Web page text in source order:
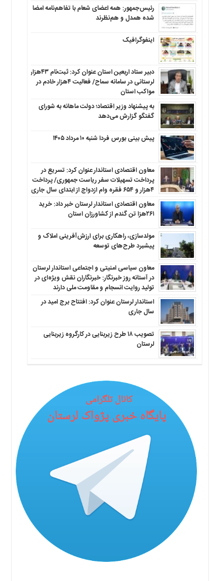
رئیس‌جمهور: همه اعضای شعام با تفاهم‌نامه امضا
شده همدل و هم‌نظرند
اینفوگرافیک
دبیر ستاد اربعین استان عنوان کرد: ثبت‌نام ۴۳هزار
لرستانی در سامانه سماح/ فعالیت ۴هزار خادم در
مواکب استان
به پیشنهاد وزیر اقتصاد؛ دولت ماهانه به شورای
گفتگو گزارش می‌دهد
پیش بینی بورس فردا شنبه ۱۰ مرداد ۱۴۰۵
معاون اقتصادی استاندار عنوان کرد: تسریع در
پرداخت تسهیلات سفر ریاست جمهوری/ پرداخت
۴هزار و ۶۵۴ فقره وام ازدواج از ابتدای سال جاری
معاون اقتصادی استاندار لرستان خبر داد: خرید
۲۶۱هزا تن گندم از کشاورزان استان
مولدسازی، راهکاری برای ارزش‌آفرینی املاک و
پیشبرد طرح‌های توسعه
معاون سیاسی امنیتی و اجتماعی استاندار لرستان
در آستانه روز خبرنگار: خبرنگاران نقش ویژه‌ای در
تولید روایت انسجام و مقاومت ملی دارند
استاندار لرستان عنوان کرد: افتتاح برج امید در
سال جاری
تصویب ۱۸ طرح زیربنایی در کارگروه زیربنایی
لرستان